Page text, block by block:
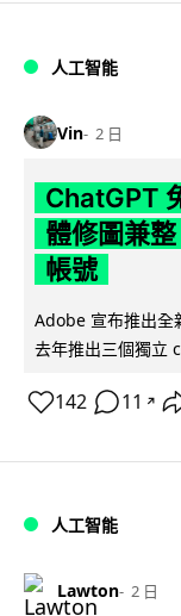
人工智能
Vin 2 日
ChatGPT
體修圖兼
帳號
Adobe 宣布推出全
去年推出三個獨立
142 11 ↗
人工智能
Lawton 2 日